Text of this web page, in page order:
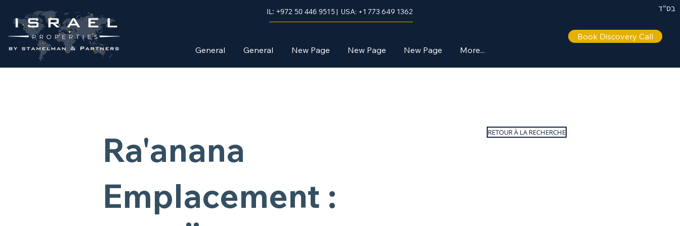
בס"ד IL: +972 50 446 9515| USA: +1 773 649 1362
General General New Page New Page New Page More...
Book Discovery Call
Ra'anana
Emplacement :
RETOUR À LA RECHERCHE